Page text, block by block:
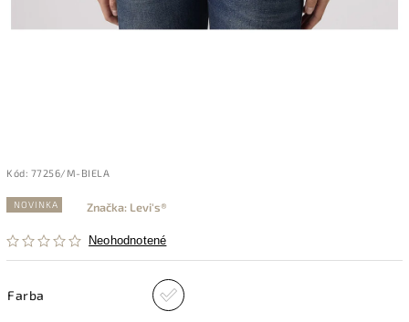
Kód: 77256/M-BIELA
NOVINKA
Neohodnotené
Značka: Levi's®
Farba